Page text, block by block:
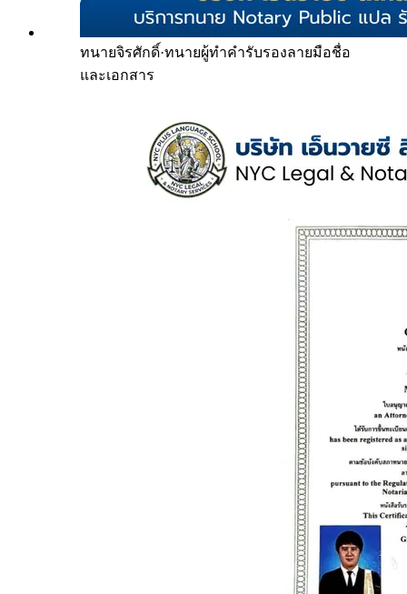
ทนายจิรศักดิ์·ทนายผู้ทำคำรับรองลายมือชื่อ
และเอกสาร